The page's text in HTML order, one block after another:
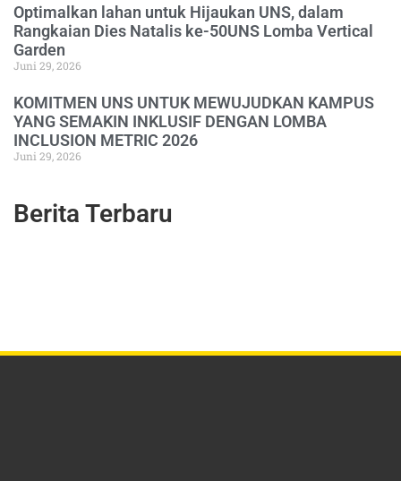
Optimalkan lahan untuk Hijaukan UNS, dalam
Rangkaian Dies Natalis ke-50UNS Lomba Vertical
Garden
Juni 29, 2026
KOMITMEN UNS UNTUK MEWUJUDKAN KAMPUS
YANG SEMAKIN INKLUSIF DENGAN LOMBA
INCLUSION METRIC 2026
Juni 29, 2026
Berita Terbaru